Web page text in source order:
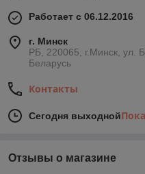
Работает с 06.12.2016
г. Минск
РБ, 220065, г.Минск, ул.
Беларусь
Контакты
Сегодня выходной
Отзывы о магазине